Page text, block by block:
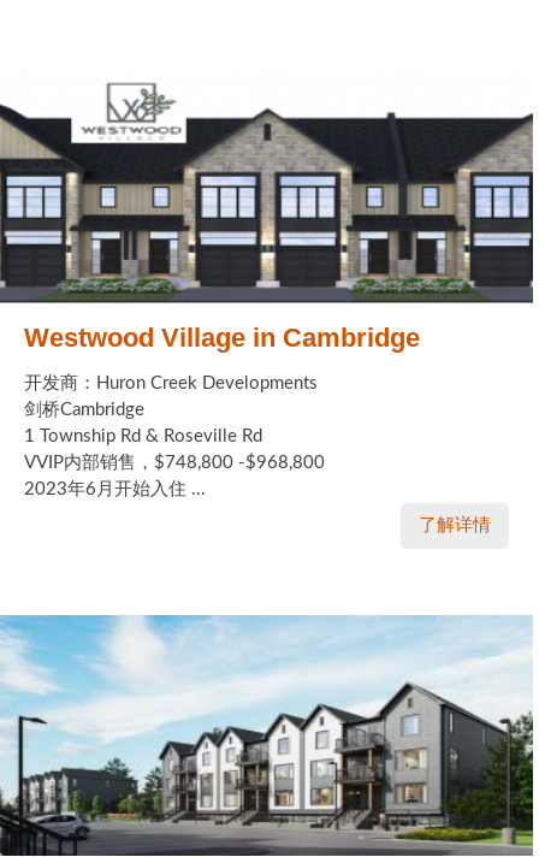
Westwood Village in Cambridge
开发商：Huron Creek Developments
剑桥Cambridge
1 Township Rd & Roseville Rd
VVIP内部销售，$748,800 -$968,800
2023年6月开始入住 ...
了解详情